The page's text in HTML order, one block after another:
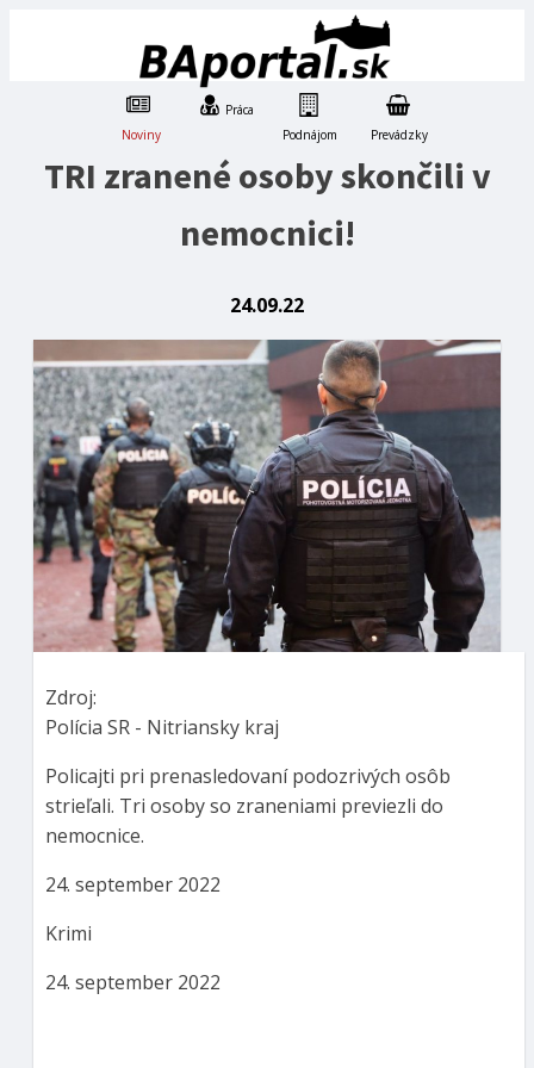
Noviny
Práca
Podnájom
Prevádzky
TRI zranené osoby skončili v
nemocnici!
24.09.22
Zdroj:
Polícia SR - Nitriansky kraj
Policajti pri prenasledovaní podozrivých osôb
strieľali. Tri osoby so zraneniami previezli do
nemocnice.
24. september 2022
Krimi
24. september 2022